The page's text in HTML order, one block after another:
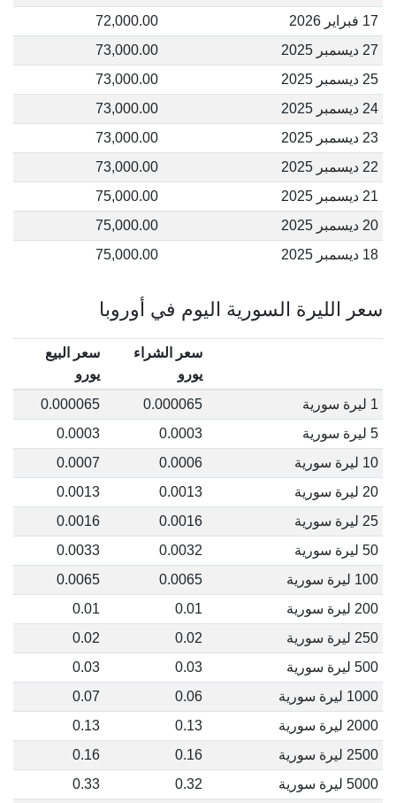
17 فبراير 2026
72,000.00
27 ديسمبر 2025
73,000.00
25 ديسمبر 2025
73,000.00
24 ديسمبر 2025
73,000.00
23 ديسمبر 2025
73,000.00
22 ديسمبر 2025
73,000.00
21 ديسمبر 2025
75,000.00
20 ديسمبر 2025
75,000.00
18 ديسمبر 2025
75,000.00
سعر الليرة السورية اليوم في أوروبا
سعر الشراء
يورو
سعر البيع
يورو
1 ليرة سورية
0.000065
0.000065
5 ليرة سورية
0.0003
0.0003
10 ليرة سورية
0.0006
0.0007
20 ليرة سورية
0.0013
0.0013
25 ليرة سورية
0.0016
0.0016
50 ليرة سورية
0.0032
0.0033
100 ليرة سورية
0.0065
0.0065
200 ليرة سورية
0.01
0.01
250 ليرة سورية
0.02
0.02
500 ليرة سورية
0.03
0.03
1000 ليرة سورية
0.06
0.07
2000 ليرة سورية
0.13
0.13
2500 ليرة سورية
0.16
0.16
5000 ليرة سورية
0.32
0.33